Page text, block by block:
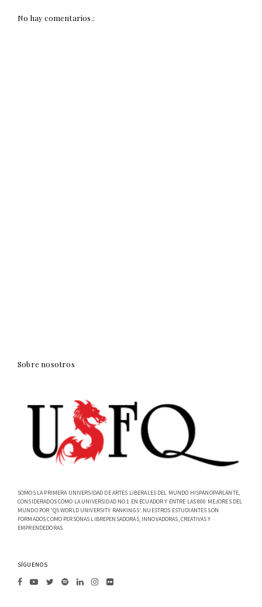
No hay comentarios.:
Sobre nosotros
SOMOS LA PRIMERA UNIVERSIDAD DE ARTES LIBERALES DEL MUNDO HISPANOPARLANTE,
CONSIDERADOS COMO LA UNIVERSIDAD NO.1 EN ECUADOR Y ENTRE LAS 800 MEJORES DEL
MUNDO POR 'QS WORLD UNIVERSITY RANKINGS'. NUESTROS ESTUDIANTES SON
FORMADOS COMO PERSONAS LIBREPENSADORAS, INNOVADORAS, CREATIVAS Y
EMPRENDEDORAS.
SÍGUENOS